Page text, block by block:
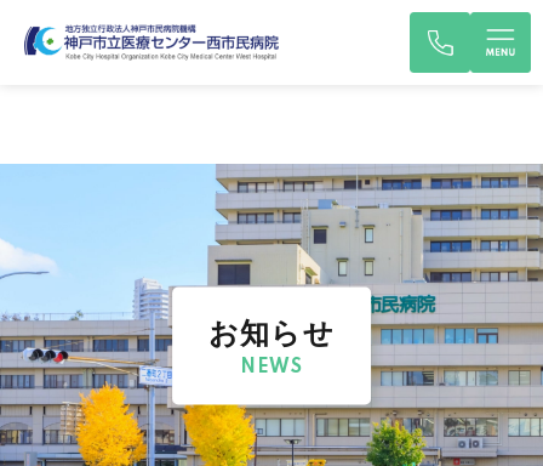
お知らせ
NEWS